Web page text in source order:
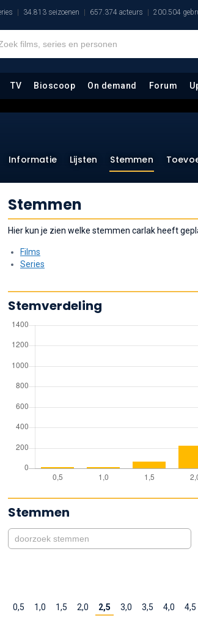
34.813 seizoenen 657.374 acteurs 200.504
TV Bioscoop On demand Forum
Informatie Lijsten Stemmen
Stemmen
Hier kun je zien welke stemmen carlak heeft
Films
Series
Stemverdeling
Stemmen
0,5 1,0 1,5 2,0 2,5 3,0 3,5 4,0 4,5